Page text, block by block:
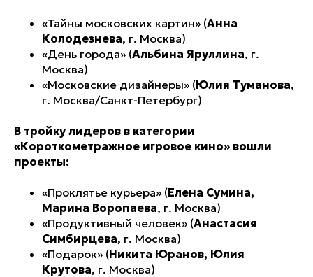
«Тайны московских картин» (Анна
Колодезнева, г. Москва)
«День города» (Альбина Яруллина, г.
Москва)
«Московские дизайнеры» (Юлия Туманова,
г. Москва/Санкт-Петербург)
В тройку лидеров в категории
«Короткометражное игровое кино» вошли
проекты:
«Проклятье курьера» (Елена Сумина,
Марина Воропаева, г. Москва)
«Продуктивный человек» (Анастасия
Симбирцева, г. Москва)
«Подарок» (Никита Юранов, Юлия
Крутова, г. Москва)